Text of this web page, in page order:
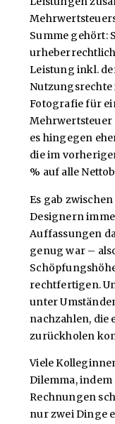
Summe gehört:
Leistung inkl.
Nutzungsrechte
Fotografie für
Mehrwertsteuer
es hingegen
die im
% auf alle
Es gab
Designern
Auffassungen
genug war –
rechtfertigen.
unter
nachzahlen, die
zurückholen
Viele
Dilemma,
Rechnungen
nur zwei Dinge